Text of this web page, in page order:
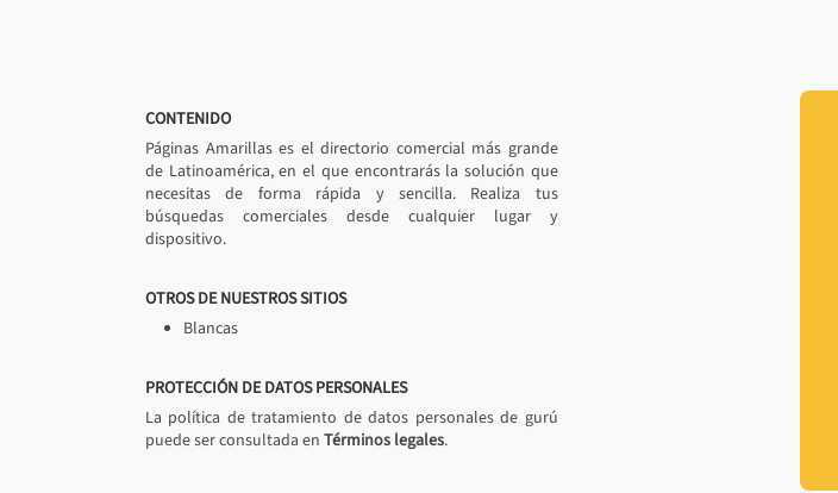
CONTENIDO
Páginas Amarillas es el directorio comercial más grande
de Latinoamérica, en el que encontrarás la solución que
necesitas de forma rápida y sencilla. Realiza tus
búsquedas comerciales desde cualquier lugar y
dispositivo.
OTROS DE NUESTROS SITIOS
Blancas
PROTECCIÓN DE DATOS PERSONALES
La política de tratamiento de datos personales de gurú
puede ser consultada en Términos legales.